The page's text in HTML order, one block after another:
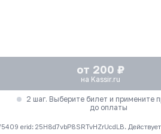
от 200 ₽
на Kassir.ru
2 шаг. Выберите билет и примените
до оплаты
erid: 25H8d7vbP8SRTvHZrUcdLB.